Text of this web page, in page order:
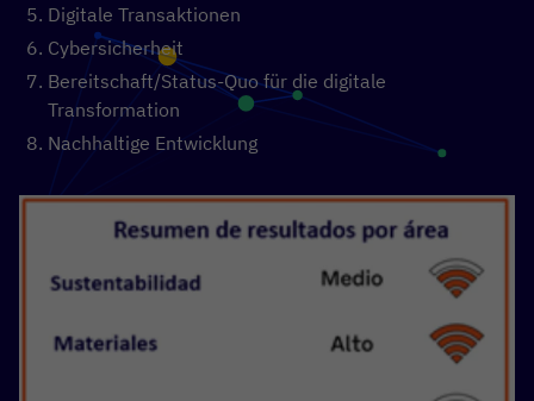
Digitale Transaktionen
Cybersicherheit
Bereitschaft/Status-Quo für die digitale
Transformation
Nachhaltige Entwicklung